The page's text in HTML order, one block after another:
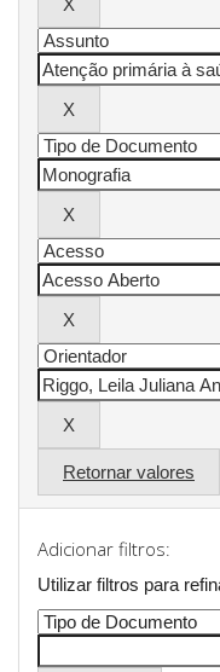
Retornar valores
Adicionar filtros:
Utilizar filtros para